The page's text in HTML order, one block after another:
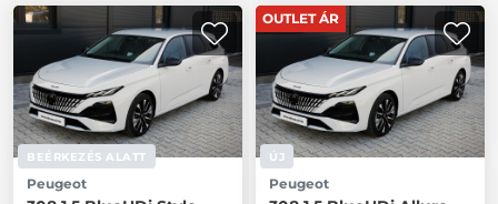
BEÉRKEZÉS ALATT
Peugeot
OUTLET ÁR
ÚJ
Peugeot